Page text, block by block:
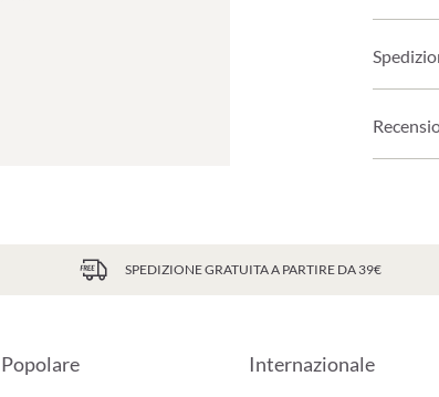
SPEDIZIONE GRATUITA A PARTIRE DA 39€
Popolare Internazionale